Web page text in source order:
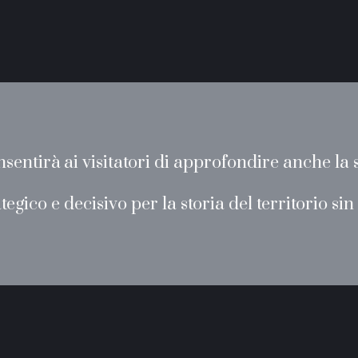
ai visitatori di approfondire anche la
e decisivo per la storia del territorio sin